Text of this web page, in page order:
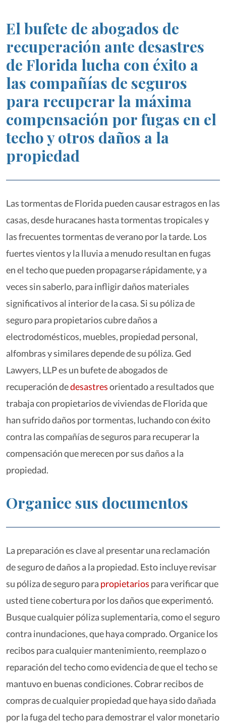
El bufete de abogados de
recuperación ante desastres
de Florida lucha con éxito a
las compañías de seguros
para recuperar la máxima
compensación por fugas en el
techo y otros daños a la
propiedad
Las tormentas de Florida pueden causar estragos en las
casas, desde huracanes hasta tormentas tropicales y
las frecuentes tormentas de verano por la tarde. Los
fuertes vientos y la lluvia a menudo resultan en fugas
en el techo que pueden propagarse rápidamente, y a
veces sin saberlo, para infligir daños materiales
significativos al interior de la casa. Si su póliza de
seguro para propietarios cubre daños a
electrodomésticos, muebles, propiedad personal,
alfombras y similares depende de su póliza. Ged
Lawyers, LLP es un bufete de abogados de
recuperación dedesastresorientado a resultados que
trabaja con propietarios de viviendas de Florida que
han sufrido daños por tormentas, luchando con éxito
contra las compañías de seguros para recuperar la
compensación que merecen por sus daños a la
propiedad.
Organice sus documentos
La preparación es clave al presentar una reclamación
de seguro de daños a la propiedad. Esto incluye revisar
su póliza de seguro para propietarios para verificar que
usted tiene cobertura por los daños que experimentó.
Busque cualquier póliza suplementaria, como el seguro
contra inundaciones, que haya comprado. Organice los
recibos para cualquier mantenimiento, reemplazo o
reparación del techo como evidencia de que el techo se
mantuvo en buenas condiciones. Cobrar recibos de
compras de cualquier propiedad que haya sido dañada
por la fuga del techo para demostrar el valor monetario